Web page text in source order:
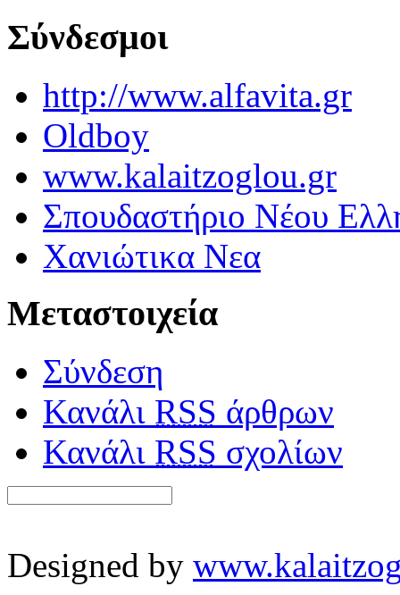
Σύνδεσμοι
http://www.alfavita.gr
Oldboy
www.kalaitzoglou.gr
Σπουδαστήριο Νέου
Χανιώτικα Νεα
Μεταστοιχεία
Σύνδεση
Κανάλι RSS άρθρων
Κανάλι RSS σχολίων
Designed by